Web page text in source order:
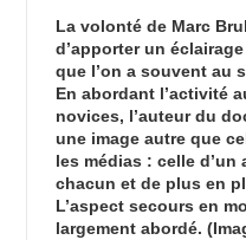
La volonté de Marc
d’apporter un
que l’on a souvent au
En abordant l’activité
novices, l’auteur du
une image autre que
les médias : celle
chacun et de plus en
L’aspect secours en
largement abordé.